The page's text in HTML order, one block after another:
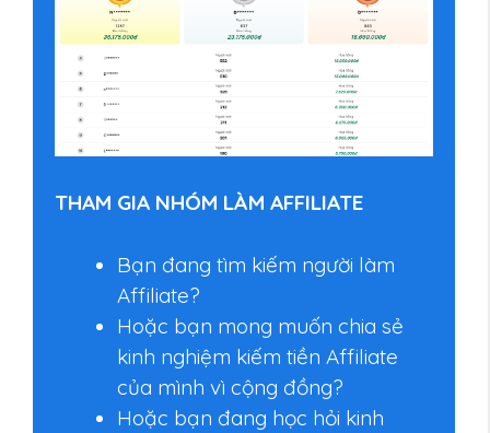
THAM GIA NHÓM LÀM AFFILIATE
Bạn đang tìm kiếm người làm
Affiliate?
Hoặc bạn mong muốn chia sẻ
kinh nghiệm kiếm tiền Affiliate
của mình vì cộng đồng?
Hoặc bạn đang học hỏi kinh